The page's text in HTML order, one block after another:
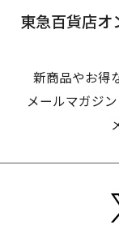
東急百貨店オ
新商品やお得
メールマガジン